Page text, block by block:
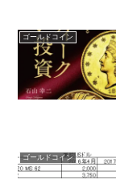
ゴールドコイン
ゴールドコイン